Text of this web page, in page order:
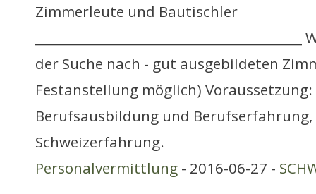
Zimmerleute und Bautischler
der Suche nach - gut ausgebildeten
Festanstellung möglich) Voraussetzung:
Berufsausbildung und
Schweizerfahrung.
Personalvermittlung - 2016-06-27 -